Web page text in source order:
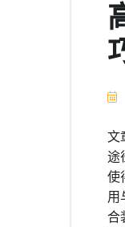
文
途
使
用
合